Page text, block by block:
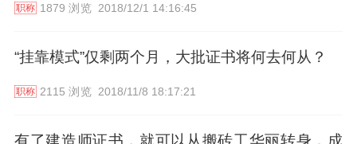
职称 1879 浏览 2018/12/1 14:16:45
“挂靠模式”仅剩两个月，大批证书将何去何从？
职称 2115 浏览 2018/11/8 18:17:21
有了建造师证书，就可以从搬砖工华丽转身，成